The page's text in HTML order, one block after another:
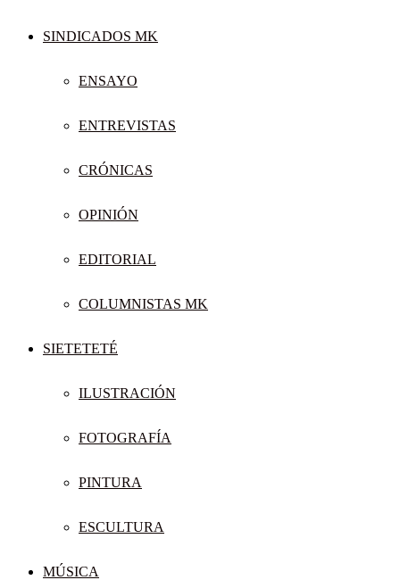
SINDICADOS MK
ENSAYO
ENTREVISTAS
CRÓNICAS
OPINIÓN
EDITORIAL
COLUMNISTAS MK
SIETETETÉ
ILUSTRACIÓN
FOTOGRAFÍA
PINTURA
ESCULTURA
MÚSICA